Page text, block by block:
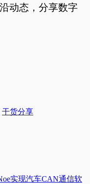
动态，分享数字
干货分享